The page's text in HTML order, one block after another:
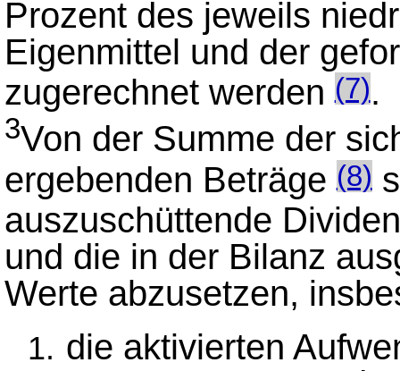
Prozent des jeweils
Eigenmittel und der
zugerechnet werden(7).
3Von der Summe der
ergebenden Beträge(8)
auszuschüttende
und die in der Bilanz
Werte abzusetzen,
die aktivierten